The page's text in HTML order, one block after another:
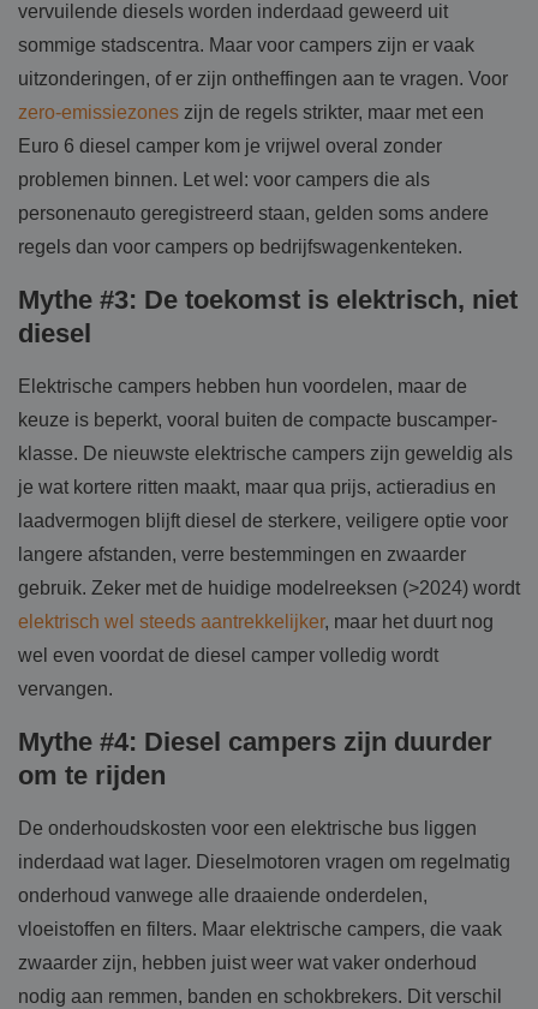
vervuilende diesels worden inderdaad geweerd uit
sommige stadscentra. Maar voor campers zijn er vaak
uitzonderingen, of er zijn ontheffingen aan te vragen. Voor
zero-emissiezones zijn de regels strikter, maar met een
Euro 6 diesel camper kom je vrijwel overal zonder
problemen binnen. Let wel: voor campers die als
personenauto geregistreerd staan, gelden soms andere
regels dan voor campers op bedrijfswagenkenteken.
Mythe #3: De toekomst is elektrisch, niet
diesel
Elektrische campers hebben hun voordelen, maar de
keuze is beperkt, vooral buiten de compacte buscamper-
klasse. De nieuwste elektrische campers zijn geweldig als
je wat kortere ritten maakt, maar qua prijs, actieradius en
laadvermogen blijft diesel de sterkere, veiligere optie voor
langere afstanden, verre bestemmingen en zwaarder
gebruik. Zeker met de huidige modelreeksen (>2024) wordt
elektrisch wel steeds aantrekkelijker, maar het duurt nog
wel even voordat de diesel camper volledig wordt
vervangen.
Mythe #4: Diesel campers zijn duurder
om te rijden
De onderhoudskosten voor een elektrische bus liggen
inderdaad wat lager. Dieselmotoren vragen om regelmatig
onderhoud vanwege alle draaiende onderdelen,
vloeistoffen en filters. Maar elektrische campers, die vaak
zwaarder zijn, hebben juist weer wat vaker onderhoud
nodig aan remmen, banden en schokbrekers. Dit verschil